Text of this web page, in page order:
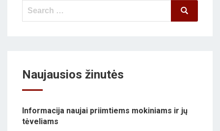
Search
Search
Naujausios žinutės
Informacija naujai priimtiems mokiniams ir jų
tėveliams